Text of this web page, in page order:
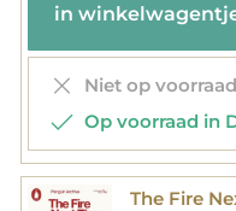
in
Niet op
Op voorraad in
The Fire